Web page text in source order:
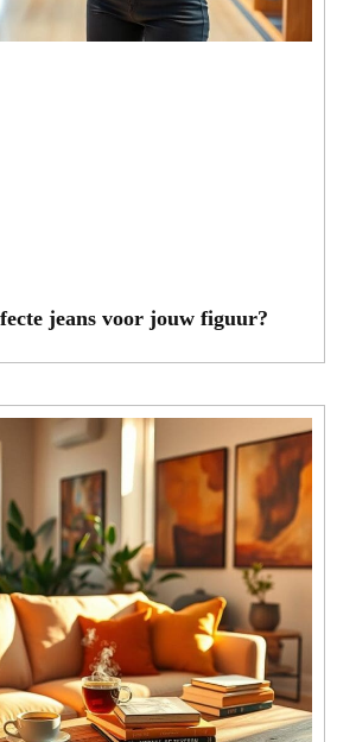
jeans voor jouw figuur?